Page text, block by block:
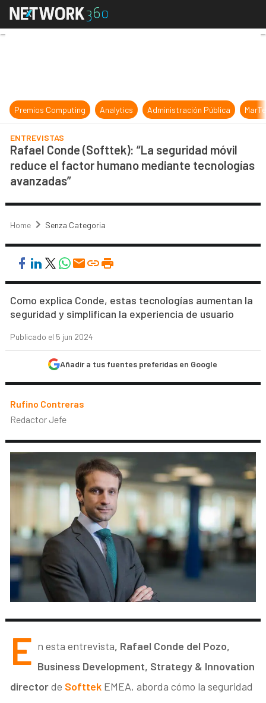
Rafael Conde (Softtek): “La
Premios Computing Analytics Administración Pública
ENTREVISTAS
Rafael Conde (Softtek): “La seguridad móvil
reduce el factor humano mediante tecnologías
avanzadas”
Home Senza Categoria
Como explica Conde, estas tecnologías aumentan la
seguridad y simplifican la experiencia de usuario
Publicado el 5 jun 2024
Añadir a tus fuentes preferidas en Google
Rufino Contreras
Redactor Jefe
E n esta entrevista, Rafael Conde del Pozo,
Business Development, Strategy & Innovation
directorde Softtek EMEA, aborda cómo la seguridad